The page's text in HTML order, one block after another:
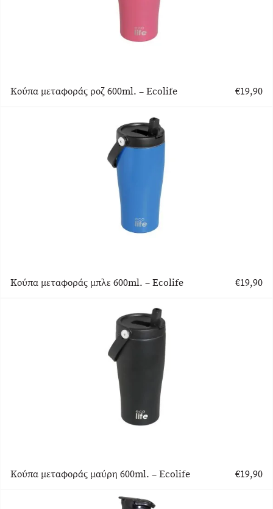
Κούπα μεταφοράς ροζ 600ml. – Ecolife €19,90
Κούπα μεταφοράς μπλε 600ml. – Ecolife €19,90
Κούπα μεταφοράς μαύρη 600ml. – Ecolife €19,90